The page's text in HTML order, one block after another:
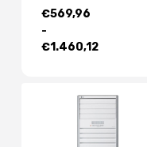
€569,96
-
€1.460,12
FASCIA
DI
PREZZO:
€1.460,12